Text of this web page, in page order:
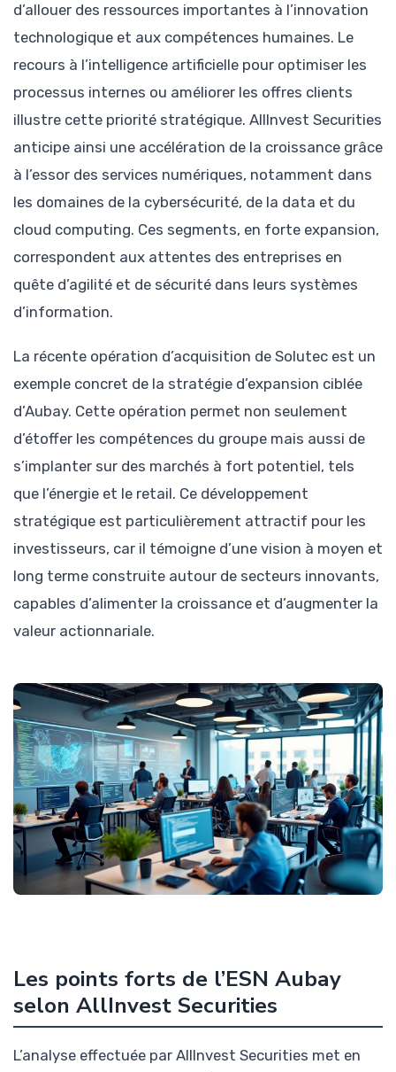
d’allouer des ressources importantes à l’innovation
technologique et aux compétences humaines. Le
recours à l’intelligence artificielle pour optimiser les
processus internes ou améliorer les offres clients
illustre cette priorité stratégique. AllInvest Securities
anticipe ainsi une accélération de la croissance grâce
à l’essor des services numériques, notamment dans
les domaines de la cybersécurité, de la data et du
cloud computing. Ces segments, en forte expansion,
correspondent aux attentes des entreprises en
quête d’agilité et de sécurité dans leurs systèmes
d’information.
La récente opération d’acquisition de Solutec est un
exemple concret de la stratégie d’expansion ciblée
d’Aubay. Cette opération permet non seulement
d’étoffer les compétences du groupe mais aussi de
s’implanter sur des marchés à fort potentiel, tels
que l’énergie et le retail. Ce développement
stratégique est particulièrement attractif pour les
investisseurs, car il témoigne d’une vision à moyen et
long terme construite autour de secteurs innovants,
capables d’alimenter la croissance et d’augmenter la
valeur actionnariale.
Les points forts de l’ESN Aubay
selon AllInvest Securities
L’analyse effectuée par AllInvest Securities met en